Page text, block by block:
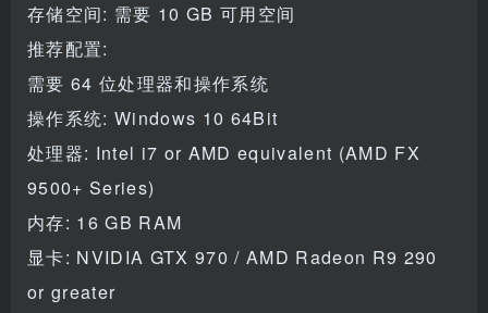
存储空间: 需要 10 GB 可用空间
推荐配置:
需要 64 位处理器和操作系统
操作系统: Windows 10 64Bit
处理器: Intel i7 or AMD equivalent (AMD FX
9500+ Series)
内存: 16 GB RAM
显卡: NVIDIA GTX 970 / AMD Radeon R9 290
or greater